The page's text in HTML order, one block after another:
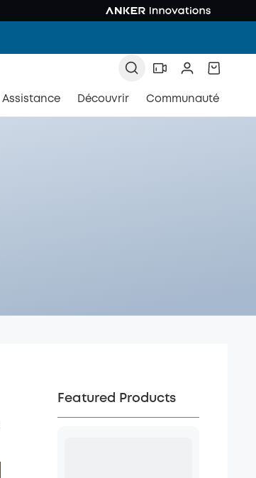
Assistance Découvrir Communauté
Featured Products